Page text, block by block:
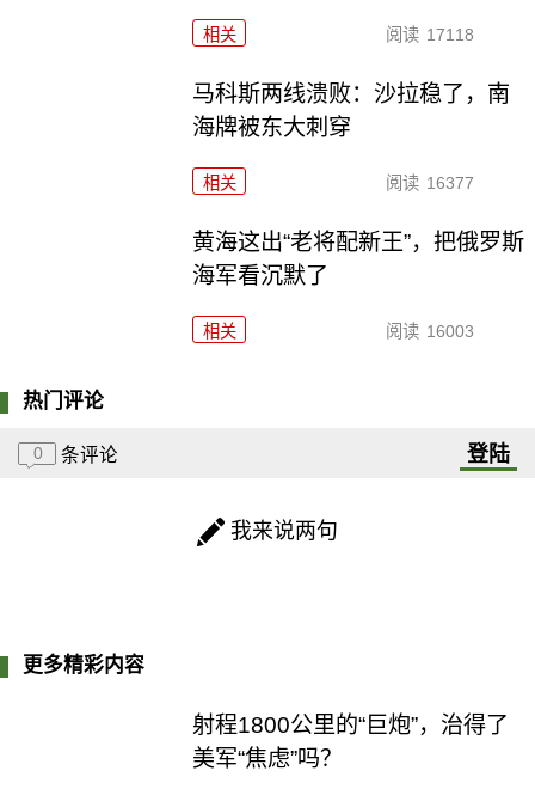
相关 阅读 17118
马科斯两线溃败：沙拉稳了，南
海牌被东大刺穿
相关 阅读 16377
黄海这出“老将配新王”，把俄罗斯
海军看沉默了
相关 阅读 16003
热门评论
0 条评论 登陆
我来说两句
更多精彩内容
射程1800公里的“巨炮”，治得了
美军“焦虑”吗？